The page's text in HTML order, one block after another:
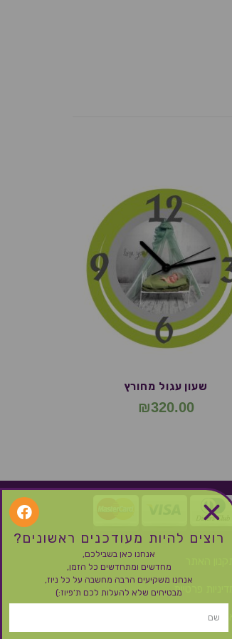
שעון עגול מחורץ
₪320.00
מדיניות פרטיות
אחריות, משלוחים, החזרות וביטול עסקה
רוצים להיות מעודכנים ראשונים?
אנחנו כאן בשבילכם,
מחדשים ומתחדשים כל הזמן,
אנחנו משקיעים הרבה מחשבה על כל ניוז,
מבטיחים שלא להעלות לכם ת’פיוז:)